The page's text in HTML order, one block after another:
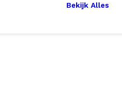
Bekijk Alles